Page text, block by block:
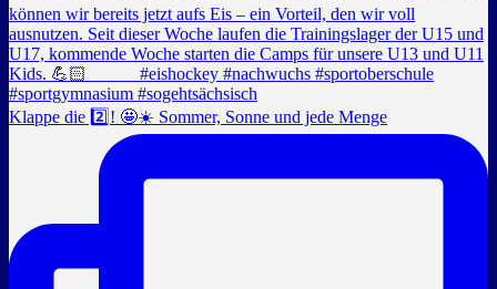
Klappe die 2️⃣! 🤩☀️ Sommer, Sonne und jede Menge